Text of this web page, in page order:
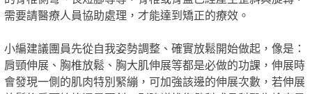
需要請醫療人員協助處理，才能達到矯正的療效。
小編建議團員先從自我姿勢調整、確實放鬆開始做起，像是：
肩頸伸展、胸椎放鬆、胸大肌伸展等都是必做的功課，伸展時
會發現一側的肌肉特別緊繃，可加強該邊的伸展次數，若伸展